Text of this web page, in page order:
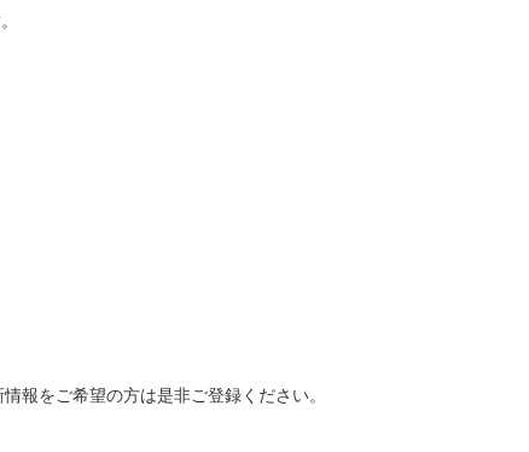
報をご希望の方は是非ご登録ください。